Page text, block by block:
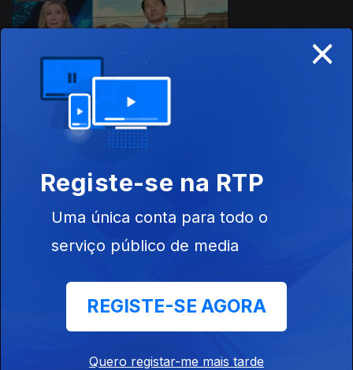
Este conteúdo faz parte de Talk-
Dona da
×
Registe-se na RTP
Uma única conta para todo o
serviço público de media
REGISTE-SE AGORA
Quero registar-me mais tarde